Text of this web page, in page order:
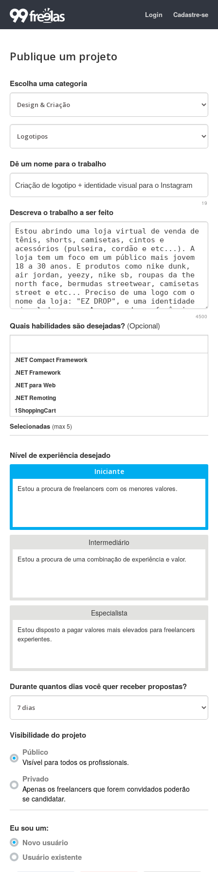
Login Cadastre-se
Publique um projeto
Escolha uma categoria
Dê um nome para o trabalho
19
Descreva o trabalho a ser feito
4500
Quais habilidades são desejadas? (Opcional)
.NET Compact Framework
.NET Framework
.NET para Web
.NET Remoting
1ShoppingCart
3DS Max
3GSM
802.11
A-GPS
ABAP
Abaqus
ABBYY FineReader
Ableton
Ableton Push
Abstract
AC3
ACID Pro
ACPI
Acrobat
Acrobat X
Acronis
ACT
Actimize
ActionScript
ActionScript 3
Selecionadas (max 5)
Nível de experiência desejado
Iniciante
Estou a procura de freelancers com os menores valores.
Intermediário
Estou a procura de uma combinação de experiência e valor.
Especialista
Estou disposto a pagar valores mais elevados para freelancers
experientes.
Durante quantos dias você quer receber propostas?
Visibilidade do projeto
Público
Visível para todos os profissionais.
Privado
Apenas os freelancers que forem convidados poderão
se candidatar.
Eu sou um:
Novo usuário
Usuário existente